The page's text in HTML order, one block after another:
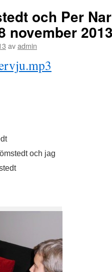
och Per
november
avadmin
och jag